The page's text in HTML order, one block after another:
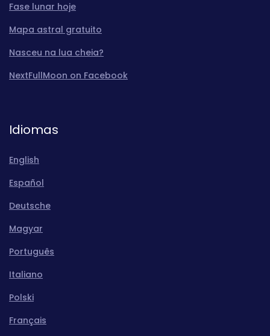
Fase lunar hoje
Mapa astral gratuito
Nasceu na lua cheia?
NextFullMoon on Facebook
Idiomas
English
Español
Deutsche
Magyar
Português
Italiano
Polski
Français